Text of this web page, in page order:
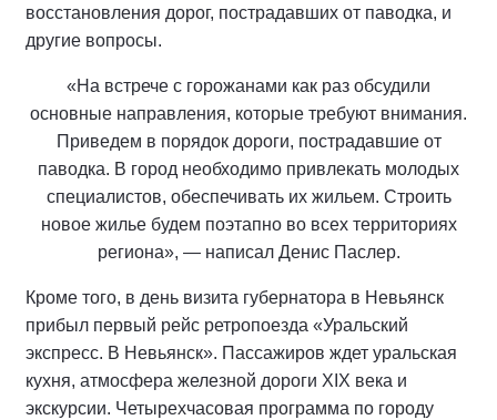
восстановления дорог, пострадавших от паводка, и
другие вопросы.
«На встрече с горожанами как раз обсудили
основные направления, которые требуют внимания.
Приведем в порядок дороги, пострадавшие от
паводка. В город необходимо привлекать молодых
специалистов, обеспечивать их жильем. Строить
новое жилье будем поэтапно во всех территориях
региона», — написал Денис Паслер.
Кроме того, в день визита губернатора в Невьянск
прибыл первый рейс ретропоезда «Уральский
экспресс. В Невьянск». Пассажиров ждет уральская
кухня, атмосфера железной дороги XIX века и
экскурсии. Четырехчасовая программа по городу